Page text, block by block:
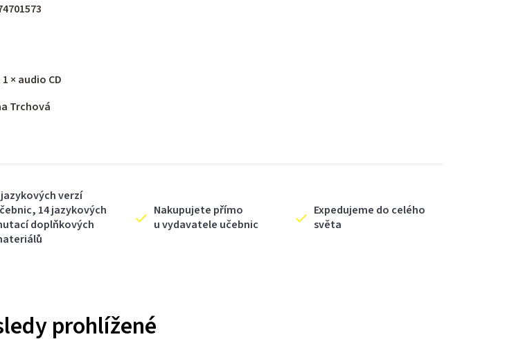
jazykových verzí
14 jazykových
doplňkových
Nakupujete přímo
u vydavatele učebnic
Expedujeme do celého
světa
× audio CD
Trchová
prohlížené